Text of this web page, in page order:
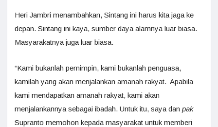
Heri Jambri menambahkan, Sintang ini harus kita jaga ke
depan. Sintang ini kaya, sumber daya alamnya luar biasa.
Masyarakatnya juga luar biasa.
“Kami bukanlah pemimpin, kami bukanlah penguasa,
kamilah yang akan menjalankan amanah rakyat. Apabila
kami mendapatkan amanah rakyat, kami akan
menjalankannya sebagai ibadah. Untuk itu, saya dan pak
Supranto memohon kepada masyarakat untuk memberi